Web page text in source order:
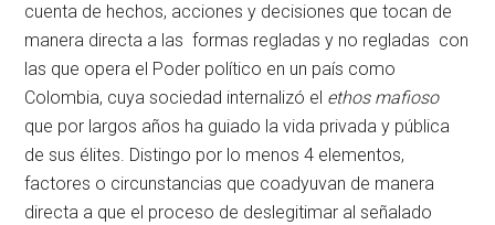
cuenta de hechos, acciones y decisiones que tocan de
manera directa a las formas regladas y no regladas con
las que opera el Poder político en un país como
Colombia, cuya sociedad internalizó el ethos mafioso
que por largos años ha guiado la vida privada y pública
de sus élites. Distingo por lo menos 4 elementos,
factores o circunstancias que coadyuvan de manera
directa a que el proceso de deslegitimar al señalado